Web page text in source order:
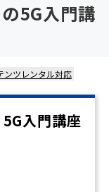
5G入門講
ンツレンタル対応
入門講座